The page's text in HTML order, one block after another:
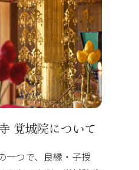
覚城院について
一つで、良縁・子授